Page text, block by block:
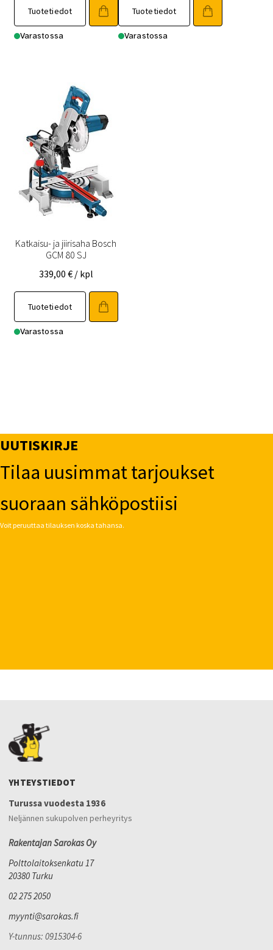
Tuotetiedot
Varastossa
Tuotetiedot
Varastossa
Katkaisu- ja jiirisaha Bosch
GCM 80 SJ
339,00 € / kpl
Tuotetiedot
Varastossa
UUTISKIRJE
Tilaa uusimmat tarjoukset
suoraan sähköpostiisi
Voit peruuttaa tilauksen koska tahansa.
YHTEYSTIEDOT
Turussa vuodesta 1936
Neljännen sukupolven perheyritys
Rakentajan Sarokas Oy
Polttolaitoksenkatu 17
20380 Turku
02 275 2050
myynti@sarokas.fi
Y-tunnus: 0915304-6